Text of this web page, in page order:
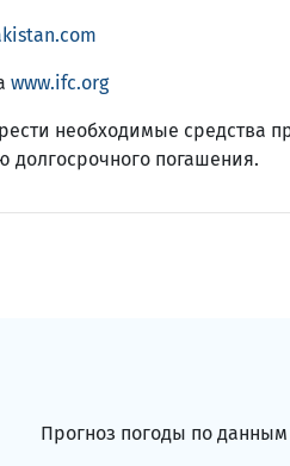
www.ifc.org
необходимые средства
долгосрочного погашения.
Прогноз погоды по данным